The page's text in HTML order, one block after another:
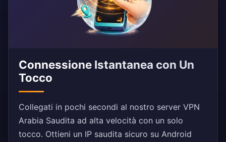
Connessione Istantanea con Un
Tocco
Collegati in pochi secondi al nostro server VPN
Arabia Saudita ad alta velocità con un solo
tocco. Ottieni un IP saudita sicuro su Android